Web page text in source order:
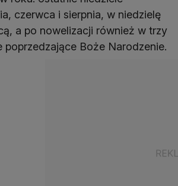
czerwca i sierpnia, w niedzielę
a po nowelizacji również w trzy
poprzedzające Boże Narodzenie.